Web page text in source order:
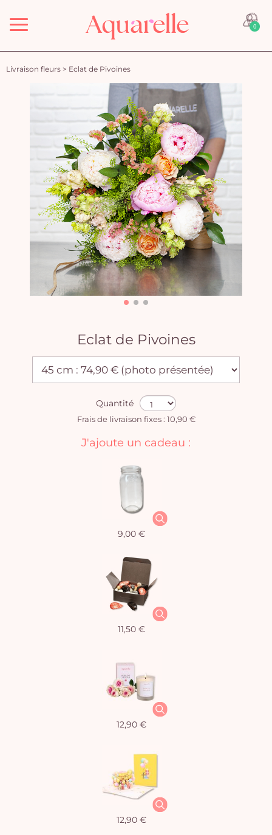
Menu 0
Livraison fleurs > Eclat de Pivoines
Eclat de Pivoines
Quantité
Frais de livraison fixes : 10,90 €
J'ajoute un cadeau :
9,00 €
11,50 €
12,90 €
12,90 €